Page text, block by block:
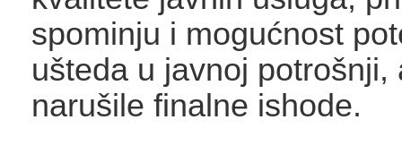
spominju i mogućnost
ušteda u javnoj potrošnji,
narušile finalne ishode.